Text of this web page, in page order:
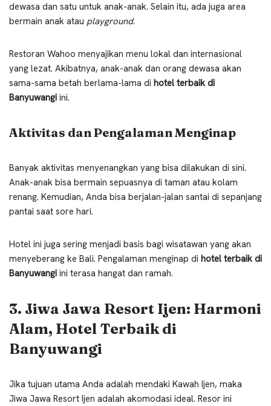
dewasa dan satu untuk anak-anak. Selain itu, ada juga area
bermain anak atau playground.
Restoran Wahoo menyajikan menu lokal dan internasional
yang lezat. Akibatnya, anak-anak dan orang dewasa akan
sama-sama betah berlama-lama di hotel terbaik di
Banyuwangi ini.
Aktivitas dan Pengalaman Menginap
Banyak aktivitas menyenangkan yang bisa dilakukan di sini.
Anak-anak bisa bermain sepuasnya di taman atau kolam
renang. Kemudian, Anda bisa berjalan-jalan santai di sepanjang
pantai saat sore hari.
Hotel ini juga sering menjadi basis bagi wisatawan yang akan
menyeberang ke Bali. Pengalaman menginap di hotel terbaik di
Banyuwangi ini terasa hangat dan ramah.
3. Jiwa Jawa Resort Ijen: Harmoni
Alam, Hotel Terbaik di
Banyuwangi
Jika tujuan utama Anda adalah mendaki Kawah Ijen, maka
Jiwa Jawa Resort Ijen adalah akomodasi ideal. Resor ini